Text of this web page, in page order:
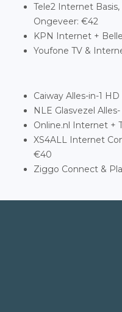
Tele2 Internet
Ongeveer: €42
KPN Internet +
Youfone TV &
Caiway Alles-in-1
NLE Glasvezel
Online.nl Internet +
XS4ALL Internet
€40
Ziggo Connect &